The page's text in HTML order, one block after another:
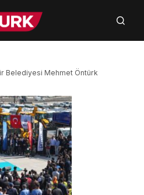
Belediyesi Mehmet Öntürk